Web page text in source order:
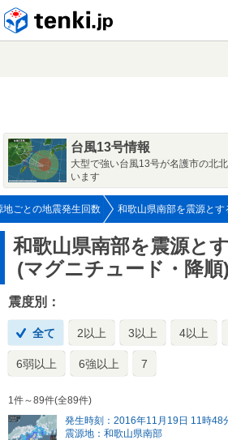
台風13号情報
大型で強い台風13号が名護市の北
います
地ごとの地震発生回数 和歌山県南部を震源と
和歌山県南部を震源と
(マグニチュード・降順)
震度別：
全て 2以上 3以上 4以上
6弱以上 6強以上 7
1件～89件(全89件)
発生時刻：2016年11月19日 11時48
震源地：和歌山県南部